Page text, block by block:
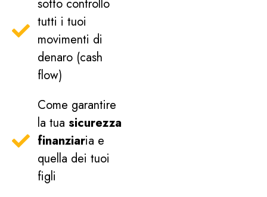
sotto controllo
tutti i tuoi
movimenti di
denaro (cash
flow)
Come garantire
la tua sicurezza
finanziaria e
quella dei tuoi
figli